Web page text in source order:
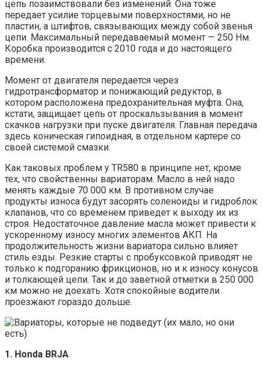
цепь позаимствовали без изменений. Она тоже
передает усилие торцевыми поверхностями, но не
пластин, а штифтов, связывающих между собой звенья
цепи. Максимальный передаваемый момент — 250 Нм.
Коробка производится с 2010 года и до настоящего
времени.
Момент от двигателя передается через
гидротрансформатор и понижающий редуктор, в
котором расположена предохранительная муфта. Она,
кстати, защищает цепь от проскальзывания в момент
скачков нагрузки при пуске двигателя. Главная передача
здесь коническая гипоидная, в отдельном картере со
своей системой смазки.
Как таковых проблем у TR580 в принципе нет, кроме
тех, что свойственны вариаторам. Масло в ней надо
менять каждые 70 000 км. В противном случае
продукты износа будут засорять соленоиды и гидроблок
клапанов, что со временем приведет к выходу их из
строя. Недостаточное давление масла может привести к
ускоренному износу многих элементов АКП. На
продолжительность жизни вариатора сильно влияет
стиль езды. Резкие старты с пробуксовкой приводят не
только к подгоранию фрикционов, но и к износу конусов
и толкающей цепи. Так и до заветной отметки в 250 000
км можно не доехать. Хотя спокойные водители
проезжают гораздо дольше.
1. Ноnda BRJA